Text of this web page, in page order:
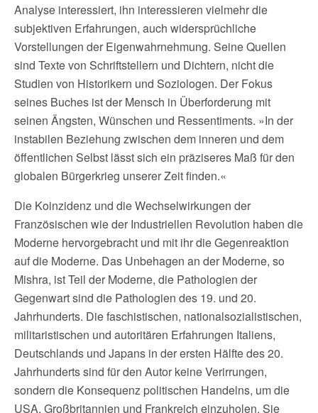
Analyse interessiert, ihn interessieren vielmehr die
subjektiven Erfahrungen, auch widersprüchliche
Vorstellungen der Eigenwahrnehmung. Seine Quellen
sind Texte von Schriftstellern und Dichtern, nicht die
Studien von Historikern und Soziologen. Der Fokus
seines Buches ist der Mensch in Überforderung mit
seinen Ängsten, Wünschen und Ressentiments. »In der
instabilen Beziehung zwischen dem inneren und dem
öffentlichen Selbst lässt sich ein präziseres Maß für den
globalen Bürgerkrieg unserer Zeit finden.«
Die Koinzidenz und die Wechselwirkungen der
Französischen wie der Industriellen Revolution haben die
Moderne hervorgebracht und mit ihr die Gegenreaktion
auf die Moderne. Das Unbehagen an der Moderne, so
Mishra, ist Teil der Moderne, die Pathologien der
Gegenwart sind die Pathologien des 19. und 20.
Jahrhunderts. Die faschistischen, nationalsozialistischen,
militaristischen und autoritären Erfahrungen Italiens,
Deutschlands und Japans in der ersten Hälfte des 20.
Jahrhunderts sind für den Autor keine Verirrungen,
sondern die Konsequenz politischen Handelns, um die
USA, Großbritannien und Frankreich einzuholen. Sie